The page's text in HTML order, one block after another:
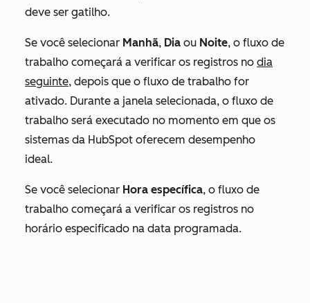
deve ser gatilho.
Se você selecionar Manhã, Dia ou Noite, o fluxo de
trabalho começará a verificar os registros no dia
seguinte, depois que o fluxo de trabalho for
ativado. Durante a janela selecionada, o fluxo de
trabalho será executado no momento em que os
sistemas da HubSpot oferecem desempenho
ideal.
Se você selecionar Hora específica, o fluxo de
trabalho começará a verificar os registros no
horário especificado na data programada.